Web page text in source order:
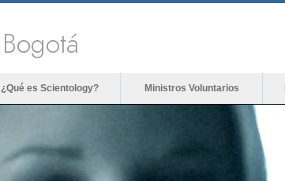
Bogotá
¿Qué es Scientology? Ministros Voluntarios